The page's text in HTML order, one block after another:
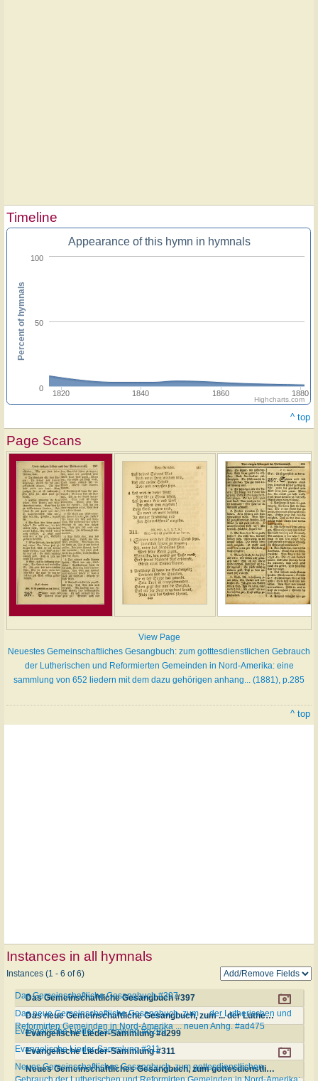
Timeline
Appearance of this hymn in hymnals
1820 1840 1860 1880
0
50
100
Percent of hymnals
Highcharts.com
^ top
Page Scans
View Page
Neuestes Gemeinschaftliches Gesangbuch: zum gotttesdienstlichen Gebrauch
der Lutherischen und Reformierten Gemeinden in Nord-Amerika: eine
sammlung von 652 liedern mit dem dazu gehörigen anhang... (1881), p.285
^ top
Instances in all hymnals
Instances (1 - 6 of 6)
Das Gemeinschaftliche Gesangbuch #397
Das Gemeinschaftliche Gesangbuch #397
Das neue Gemeinschaftliche Gesangbuch, zum ... der Lutherischen und Reformirten Gemeinden in Nord-Amerika ... neuen Anhg. #ad475
Das neue Gemeinschaftliche Gesangbuch, zum ... der Lutherischen und
Reformirten Gemeinden in Nord-Amerika ... neuen Anhg. #ad475
Evangelische Lieder-Sammlung #d299
Evangelische Lieder-Sammlung #d299
Evangelische Lieder-Sammlung #311
Evangelische Lieder-Sammlung #311
Neues Gemeinschaftliches Gesangbuch, zum gottesdienstlichen Gebrauch der Lutherischen und Reformirten Gemeinden in Nord-Amerika; mit einem Anhange #d475
Neues Gemeinschaftliches Gesangbuch, zum gottesdienstlichen